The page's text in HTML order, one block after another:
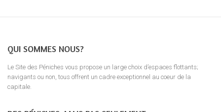
QUI SOMMES NOUS?
Le Site des Péniches vous propose un large choix d’espaces flottants;
navigants ou non, tous offrent un cadre exceptionnel au coeur de la
capitale.